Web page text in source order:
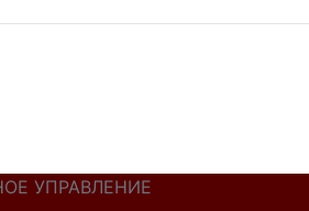
УПРАВЛЕНИЕ